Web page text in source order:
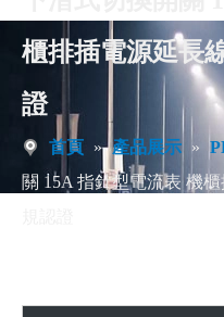
櫃排插電源延長
證
首頁 » 產品展示 »
關 15A 指針型電流表 機